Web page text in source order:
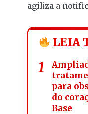
agiliza a
LEIA
para
do
Base